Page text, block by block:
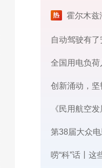
霍尔木兹
全国用电负
《民用航空
第38届大众